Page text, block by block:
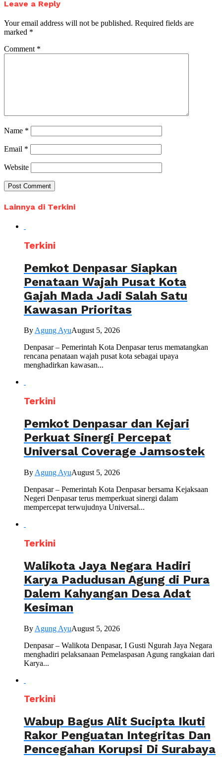
Leave a Reply
Your email address will not be published. Required fields are
marked *
Comment *
Name *
Email *
Website
Lainnya di Terkini
Terkini
Pemkot Denpasar Siapkan
Penataan Wajah Pusat Kota
Gajah Mada Jadi Salah Satu
Kawasan Prioritas
ByAgung AyuAugust 5, 2026
Denpasar – Pemerintah Kota Denpasar terus mematangkan
rencana penataan wajah pusat kota sebagai upaya
menghadirkan kawasan...
Terkini
Pemkot Denpasar dan Kejari
Perkuat Sinergi Percepat
Universal Coverage Jamsostek
By Agung AyuAugust 5, 2026
Denpasar – Pemerintah Kota Denpasar bersama Kejaksaan
Negeri Denpasar terus memperkuat sinergi dalam
mempercepat terwujudnya Universal...
Terkini
Walikota Jaya Negara Hadiri
Karya Padudusan Agung di Pura
Dalem Kahyangan Desa Adat
Kesiman
By Agung AyuAugust 5, 2026
Denpasar – Walikota Denpasar, I Gusti Ngurah Jaya Negara
menghadiri pelaksanaan Pemelaspasan Agung rangkaian dari
Karya...
Terkini
Wabup Bagus Alit Sucipta Ikuti
Rakor Penguatan Integritas Dan
Pencegahan Korupsi Di Surabaya